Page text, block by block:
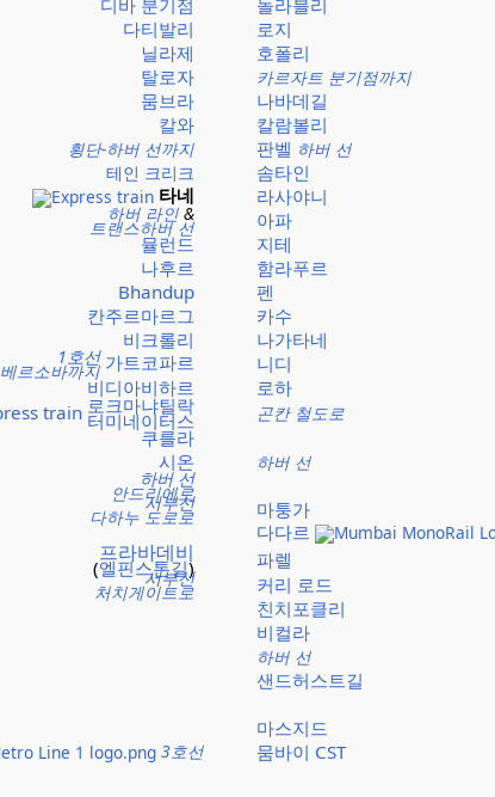
디바 분기점
돌라블리
다티발리
로지
닐라제
호폴리
탈로자
카르자트 분기점까지
뭄브라
나바데길
칼와
칼람볼리
횡단-하버 선까지 판벨 하버 선
테인 크리크
솜타인
타네
라사야니
하버 라인 &
트랜스하버 선
아파
뮬런드
지테
나후르
함라푸르
Bhandup
펜
칸주르마르그
카수
비크롤리
나가타네
1호선
베르소바까지 가트코파르
니디
비디아비하르
로하
로크마냐틸락
터미네이터스 곤칸 철도로
쿠를라
시온
하버 선
하버 선
안드리에로
서부선
다하누 도로로
마퉁가
다다르
프라바데비
(엘핀스톤길) 파렐
서부선
처치게이트로
커리 로드
친치포클리
비컬라
하버 선
샌드허스트길
마스지드
3호선 뭄바이 CST